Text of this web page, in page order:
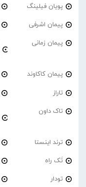
پویان فیلینگ
پیمان اشرفی
پیمان زمانی
پیمان کاکاوند
تاراز
تاک داون
ترند اینستا
تَک راه
تودار